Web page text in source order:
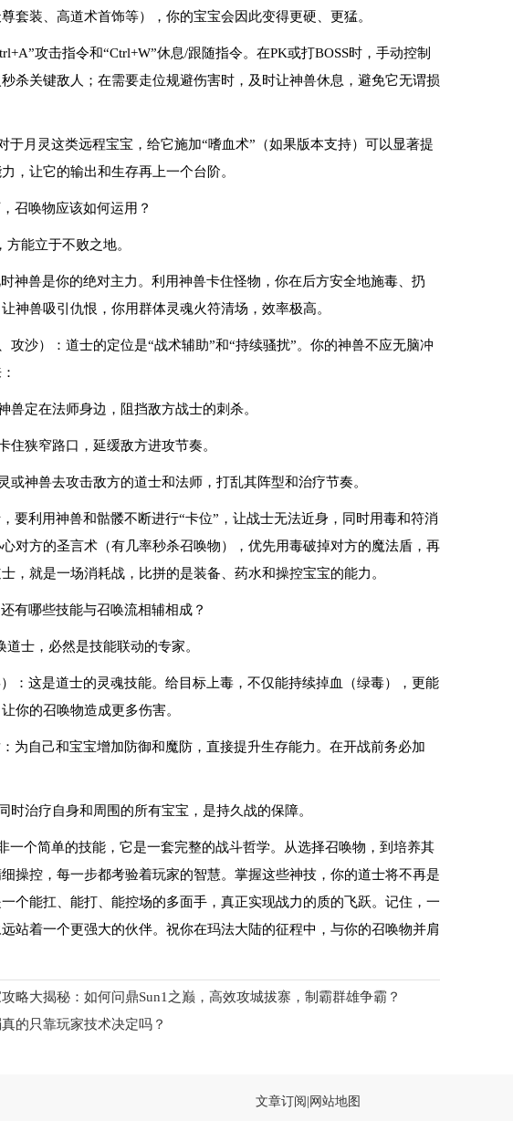
套装、高道术首饰等），你的宝宝会因此变得更硬、更猛。
攻击指令和“Ctrl+W”休息/跟随指令。在PK或打BOSS时，手动控制
杀关键敌人；在需要走位规避伤害时，及时让神兽休息，避免它无谓损
于月灵这类远程宝宝，给它施加“嗜血术”（如果版本支持）可以显著提
，让它的输出和生存再上一个台阶。
召唤物应该如何运用？
能立于不败之地。
神兽是你的绝对主力。利用神兽卡住怪物，你在后方安全地施毒、扔
神兽吸引仇恨，你用群体灵魂火符清场，效率极高。
攻沙）：道士的定位是“战术辅助”和“持续骚扰”。你的神兽不应无脑冲
兽定在法师身边，阻挡敌方战士的刺杀。
住狭窄路口，延缓敌方进攻节奏。
或神兽去攻击敌方的道士和法师，打乱其阵型和治疗节奏。
要利用神兽和骷髅不断进行“卡位”，让战士无法近身，同时用毒和符消
对方的圣言术（有几率秒杀召唤物），优先用毒破掉对方的魔法盾，再
，就是一场消耗战，比拼的是装备、药水和操控宝宝的能力。
有哪些技能与召唤流相辅相成？
士，必然是技能联动的专家。
：这是道士的灵魂技能。给目标上毒，不仅能持续掉血（绿毒），更能
你的召唤物造成更多伤害。
为自己和宝宝增加防御和魔防，直接提升生存能力。在开战前务必加
时治疗自身和周围的所有宝宝，是持久战的保障。
一个简单的技能，它是一套完整的战斗哲学。从选择召唤物，到培养其
操控，每一步都考验着玩家的智慧。掌握这些神技，你的道士将不再是
个能扛、能打、能控场的多面手，真正实现战力的质的飞跃。记住，一
站着一个更强大的伙伴。祝你在玛法大陆的征程中，与你的召唤物并肩
略大揭秘：如何问鼎Sun1之巅，高效攻城拔寨，制霸群雄争霸？
的只靠玩家技术决定吗？
文章订阅 网站地图